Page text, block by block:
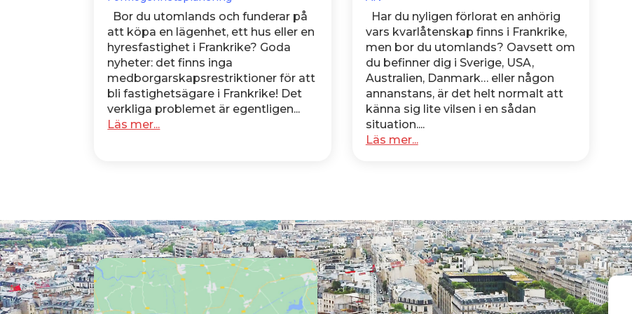
Bor du utomlands och funderar på
att köpa en lägenhet, ett hus eller en
hyresfastighet i Frankrike? Goda
nyheter: det finns inga
medborgarskapsrestriktioner för att
bli fastighetsägare i Frankrike! Det
verkliga problemet är egentligen...
Läs mer...
Har du nyligen förlorat en anhörig
vars kvarlåtenskap finns i Frankrike,
men bor du utomlands? Oavsett om
du befinner dig i Sverige, USA,
Australien, Danmark… eller någon
annanstans, är det helt normalt att
känna sig lite vilsen i en sådan
situation....
Läs mer...